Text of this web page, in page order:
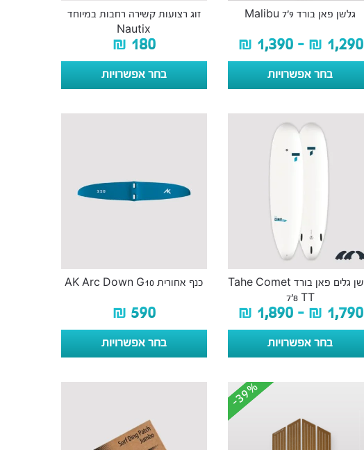
גלשן פאן בורד Malibu 7’9
₪ 1,290
–
₪ 1,390
בחר אפשרויות
זוג רצועות קשירה רחבות במיוחד
Nautix
₪ 180
בחר אפשרויות
גלשן גלים פאן בורד Tahe Comet
7’8 TT
₪ 1,790
–
₪ 1,890
בחר אפשרויות
כנף אחורית AK Arc Down G10
₪ 590
בחר אפשרויות
-39%
-39%